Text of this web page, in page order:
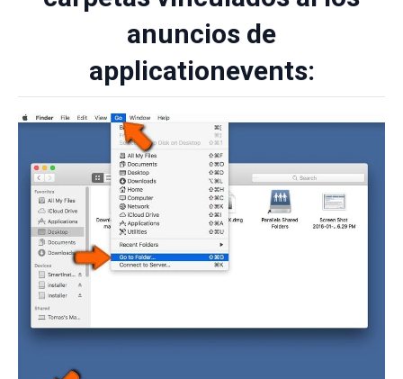
anuncios de
applicationevents: